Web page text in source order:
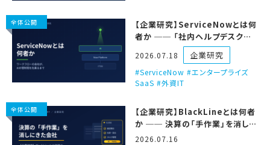
全体公開
【企業研究】ServiceNowとは何
者か ── 「社内ヘルプデスクの
会社」が、AIの管制塔を名乗るま
で
2026.07.18 企業研究
ServiceNow #エンタープライズ
SaaS #外資IT
全体公開
【企業研究】BlackLineとは何者
か ── 決算の「手作業」を消しに
きた、経理DXの会社
2026.07.16